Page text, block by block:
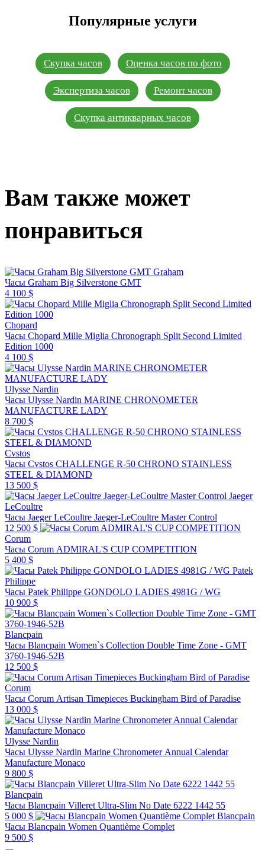
Популярные услуги
Скупка часов Оценка часов по фото
Экспертиза часов Ремонт часов
Скупка антикварных часов
Вам также может
понравиться
Graham
Часы Graham Big Silverstone GMT
4 100 $
Chopard
Часы Chopard Mille Miglia Chronograph Split Second Limited
Edition 1000
4 100 $
Ulysse Nardin
Часы Ulysse Nardin MARINE CHRONOMETER
MANUFACTURE LADY
8 700 $
Cvstos
Часы Cvstos CHALLENGE R-50 CHRONO STAINLESS
STEEL & DIAMOND
13 500 $
Jaeger
LeCoultre
Часы Jaeger LeCoultre Jaeger-LeCoultre Master Control
12 500 $
Corum
Часы Corum ADMIRAL'S CUP COMPETITION
5 400 $
Patek
Philippe
Часы Patek Philippe GONDOLO LADIES 4981G / WG
10 900 $
Blancpain
Часы Blancpain Women`s Collection Double Time Zone - GMT
3760-1946-52B
12 500 $
Corum
Часы Corum Artisan Timepieces Buckingham Bird of Paradise
13 000 $
Ulysse Nardin
Часы Ulysse Nardin Marine Chronometer Annual Calendar
Manufacture Monaco
9 800 $
Blancpain
Часы Blancpain Villeret Ultra-Slim No Date 6222 1442 55
5 000 $
Blancpain
Часы Blancpain Women Quantième Complet
9 500 $